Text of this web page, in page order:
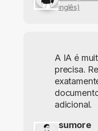
inglês)
A IA é
precisa.
adicional.
sumore